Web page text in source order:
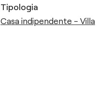
Tipologia
Casa indipendente - Villa